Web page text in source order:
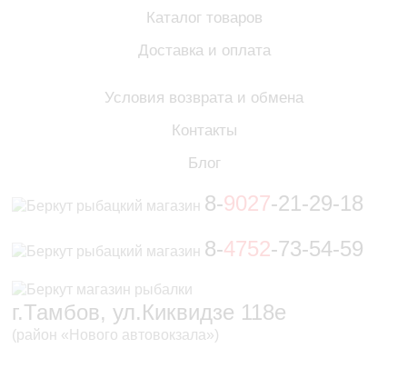
Каталог товаров
Доставка и оплата
Условия возврата и обмена
Контакты
Блог
8-9027-21-29-18
8-4752-73-54-59
г.Тамбов, ул.Киквидзе 118е
(район «Нового автовокзала»)